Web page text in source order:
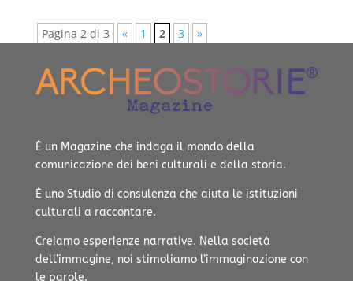
Pagina 2 di 3 « 1 2 3 »
È un Magazine che indaga il mondo della
comunicazione dei beni culturali e della storia.
È uno Studio di consulenza che aiuta le istituzioni
culturali a raccontare.
Creiamo esperienze narrative. Nella società
dell’immagine, noi stimoliamo l’immaginazione con
le parole.